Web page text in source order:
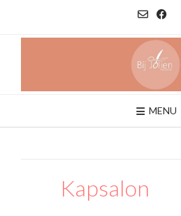
MENU
Kapsalon